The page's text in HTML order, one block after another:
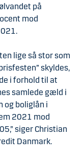
på
mod
lige så stor som
skyldes,
i forhold til at
samlede gæld i
og boliglån i
2021 mod
siger Christian
Danmark.